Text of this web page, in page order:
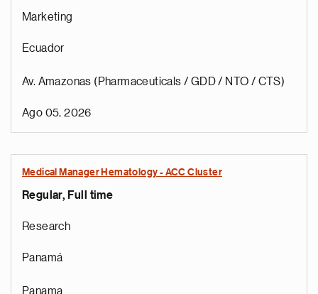
Marketing
Ecuador
Av. Amazonas (Pharmaceuticals / GDD / NTO / CTS)
Ago 05, 2026
Medical Manager Hematology - ACC Cluster
Regular, Full time
Research
Panamá
Panama